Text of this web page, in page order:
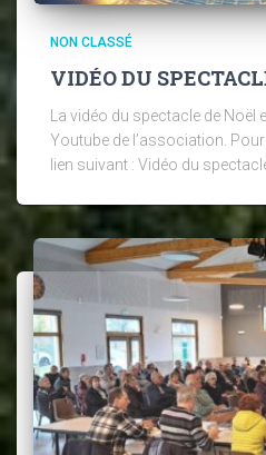
NON CLASSÉ
VIDÉO DU
La vidéo du spectacle de
Youtube de l’association.
lien suivant : Vidéo du